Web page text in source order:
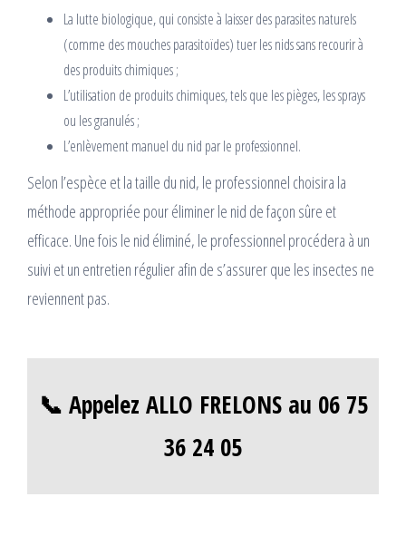
La lutte biologique, qui consiste à laisser des parasites naturels
(comme des mouches parasitoïdes) tuer les nids sans recourir à
des produits chimiques ;
L’utilisation de produits chimiques, tels que les pièges, les sprays
ou les granulés ;
L’enlèvement manuel du nid par le professionnel.
Selon l’espèce et la taille du nid, le professionnel choisira la
méthode appropriée pour éliminer le nid de façon sûre et
efficace. Une fois le nid éliminé, le professionnel procédera à un
suivi et un entretien régulier afin de s’assurer que les insectes ne
reviennent pas.
📞 Appelez ALLO FRELONS au 06 75
36 24 05